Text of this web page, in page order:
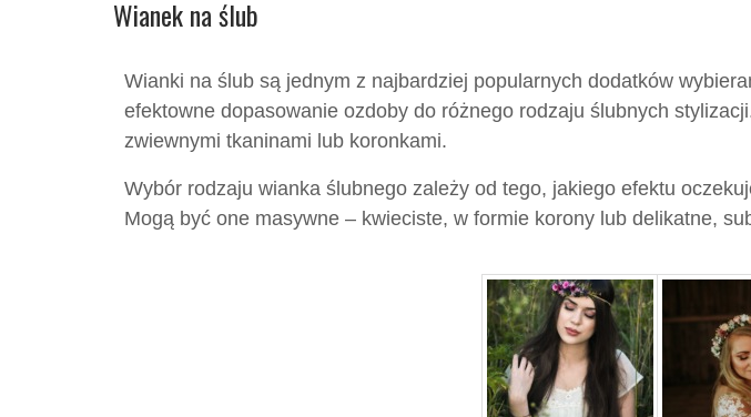
Wianek na ślub
Wianki na ślub są jednym z najbardziej popularnych dodatków
efektowne dopasowanie ozdoby do różnego rodzaju ślubnych
zwiewnymi tkaninami lub koronkami.
Wybór rodzaju wianka ślubnego zależy od tego, jakiego efektu
Mogą być one masywne – kwieciste, w formie korony lub delikatne,